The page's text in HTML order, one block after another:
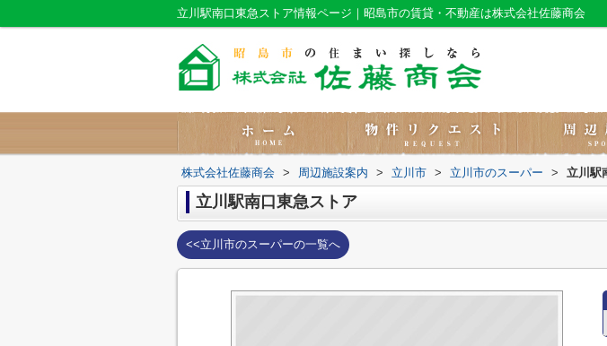
立川駅南口東急ストア情報ページ｜昭島市の賃貸・不動産は株式会社佐藤商会
株式会社佐藤商会 > 周辺施設案内 > 立川市 > 立川市のスーパー > 立川駅
立川駅南口東急ストア
<<立川市のスーパーの一覧へ